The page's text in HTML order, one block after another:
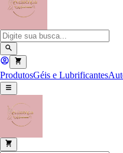
ProdutosGéis e Lubrificantes